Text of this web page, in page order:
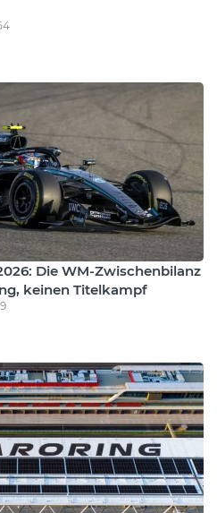
Die WM-Zwischenbilanz
keinen Titelkampf